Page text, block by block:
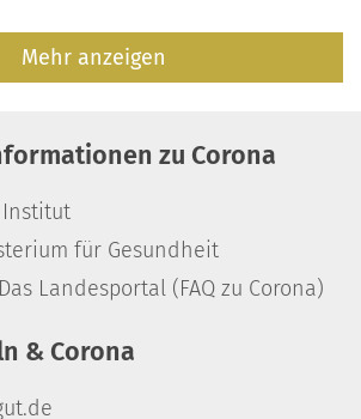
Mehr anzeigen
zu Corona
Institut
für Gesundheit
Landesportal (FAQ zu Corona)
& Corona